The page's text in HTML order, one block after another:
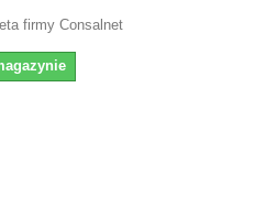
firmy Consalnet